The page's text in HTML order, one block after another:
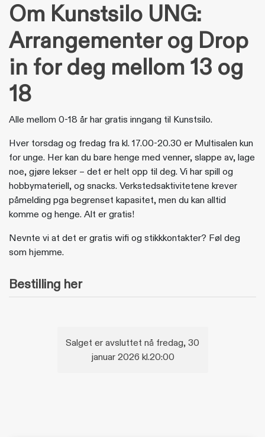
Om Kunstsilo UNG:
Arrangementer og Drop
in for deg mellom 13 og
18
Alle mellom 0-18 år har gratis inngang til Kunstsilo.
Hver torsdag og fredag fra kl. 17.00-20.30 er Multisalen kun
for unge. Her kan du bare henge med venner, slappe av, lage
noe, gjøre lekser – det er helt opp til deg. Vi har spill og
hobbymateriell, og snacks. Verkstedsaktivitetene krever
påmelding pga begrenset kapasitet, men du kan alltid
komme og henge. Alt er gratis!
Nevnte vi at det er gratis wifi og stikkkontakter? Føl deg
som hjemme.
Bestilling her
Salget er avsluttet nå fredag, 30
januar 2026 kl.20:00